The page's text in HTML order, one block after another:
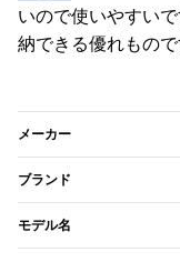
いので使いやすい
納できる優れもので
メーカー
ブランド
モデル名